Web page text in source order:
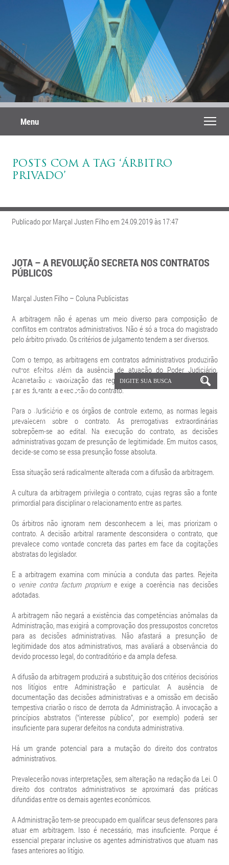
Menu
POSTS COM A TAG ‘ÁRBITRO
PRIVADO’
Publicado por Marçal Justen Filho em 24.09.2019 às 17:47
JOTA – A REVOLUÇÃO SECRETA NOS CONTRATOS
PÚBLICOS
Marçal Justen Filho – Coluna Publicistas
A arbitragem não é apenas um meio diverso para composição de
conflitos em contratos administrativos. Não é só a troca do magistrado
pelo árbitro privado. Os critérios de julgamento tendem a ser diversos.
Com o tempo, as arbitragens em contratos administrativos produzirão
outros efeitos além da ausência de atuação do Poder Judiciário.
Acarretarão a valorização das regras contratuais e da conduta das
partes durante a execução do contrato.
Para o Judiciário e os órgãos de controle externo, as normas legais
prevalecem sobre o contrato. As prerrogativas extraordinárias
sobrepõem-se ao edital. Na execução do contrato, as decisões
administrativas gozam de presunção de legitimidade. Em muitos casos,
decide-se como se essa presunção fosse absoluta.
Essa situação será radicalmente alterada com a difusão da arbitragem.
A cultura da arbitragem privilegia o contrato, cujas regras são a fonte
primordial para disciplinar o relacionamento entre as partes.
Os árbitros não ignoram nem desconhecem a lei, mas priorizam o
contrato. A decisão arbitral raramente desconsidera o contrato, que
prevalece como vontade concreta das partes em face da cogitações
abstratas do legislador.
E a arbitragem examina com minúcia a conduta das partes. Rejeita
o venire contra factum propriume exige a coerência nas decisões
adotadas.
A arbitragem não negará a existência das competências anômalas da
Administração, mas exigirá a comprovação dos pressupostos concretos
para as decisões administrativas. Não afastará a presunção de
legitimidade dos atos administrativos, mas avaliará a observância do
devido processo legal, do contraditório e da ampla defesa.
A difusão da arbitragem produzirá a substituição dos critérios decisórios
nos litígios entre Administração e particular. A ausência de
documentação das decisões administrativas e a omissão em decisão
tempestiva criarão o risco de derrota da Administração. A invocação a
princípios abstratos (“interesse público”, por exemplo) poderá ser
insuficiente para superar defeitos na conduta administrativa.
Há um grande potencial para a mutação do direito dos contratos
administrativos.
Prevalecerão novas interpretações, sem alteração na redação da Lei. O
direito dos contratos administrativos se aproximará das práticas
difundidas entre os demais agentes econômicos.
A Administração tem-se preocupado em qualificar seus defensores para
atuar em arbitragem. Isso é necessário, mas insuficiente. Porque é
essencial preparar inclusive os agentes administrativos que atuam nas
fases anteriores ao litígio.